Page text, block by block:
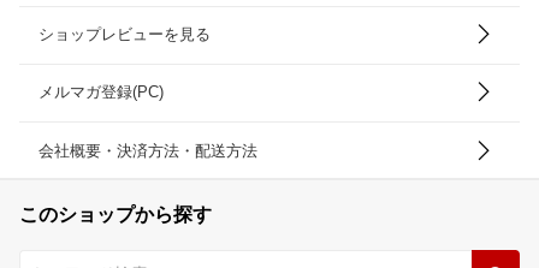
ショップレビューを見る
メルマガ登録(PC)
会社概要・決済方法・配送方法
このショップから探す